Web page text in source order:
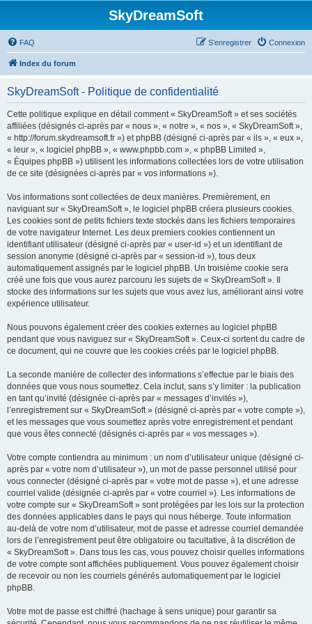
SkyDreamSoft
FAQ Connexion
S’enregistrer
Index du forum
SkyDreamSoft - Politique de confidentialité
Cette politique explique en détail comment « SkyDreamSoft » et ses sociétés
affiliées (désignés ci-après par « nous », « notre », « nos », « SkyDreamSoft »,
« http://forum.skydreamsoft.fr ») et phpBB (désigné ci-après par « ils », « eux »,
« leur », « logiciel phpBB », « www.phpbb.com », « phpBB Limited »,
« Équipes phpBB ») utilisent les informations collectées lors de votre utilisation
de ce site (désignées ci-après par « vos informations »).
Vos informations sont collectées de deux manières. Premièrement, en
naviguant sur « SkyDreamSoft », le logiciel phpBB créera plusieurs cookies.
Les cookies sont de petits fichiers texte stockés dans les fichiers temporaires
de votre navigateur Internet. Les deux premiers cookies contiennent un
identifiant utilisateur (désigné ci-après par « user-id ») et un identifiant de
session anonyme (désigné ci-après par « session-id »), tous deux
automatiquement assignés par le logiciel phpBB. Un troisième cookie sera
créé une fois que vous aurez parcouru les sujets de « SkyDreamSoft ». Il
stocke des informations sur les sujets que vous avez lus, améliorant ainsi votre
expérience utilisateur.
Nous pouvons également créer des cookies externes au logiciel phpBB
pendant que vous naviguez sur « SkyDreamSoft ». Ceux-ci sortent du cadre de
ce document, qui ne couvre que les cookies créés par le logiciel phpBB.
La seconde manière de collecter des informations s’effectue par le biais des
données que vous nous soumettez. Cela inclut, sans s’y limiter : la publication
en tant qu’invité (désignée ci-après par « messages d’invités »),
l’enregistrement sur « SkyDreamSoft » (désigné ci-après par « votre compte »),
et les messages que vous soumettez après votre enregistrement et pendant
que vous êtes connecté (désignés ci-après par « vos messages »).
Votre compte contiendra au minimum : un nom d’utilisateur unique (désigné ci-
après par « votre nom d’utilisateur »), un mot de passe personnel utilisé pour
vous connecter (désigné ci-après par « votre mot de passe »), et une adresse
courriel valide (désignée ci-après par « votre courriel »). Les informations de
votre compte sur « SkyDreamSoft » sont protégées par les lois sur la protection
des données applicables dans le pays qui nous héberge. Toute information
au-delà de votre nom d’utilisateur, mot de passe et adresse courriel demandée
lors de l’enregistrement peut être obligatoire ou facultative, à la discrétion de
« SkyDreamSoft ». Dans tous les cas, vous pouvez choisir quelles informations
de votre compte sont affichées publiquement. Vous pouvez également choisir
de recevoir ou non les courriels générés automatiquement par le logiciel
phpBB.
Votre mot de passe est chiffré (hachage à sens unique) pour garantir sa